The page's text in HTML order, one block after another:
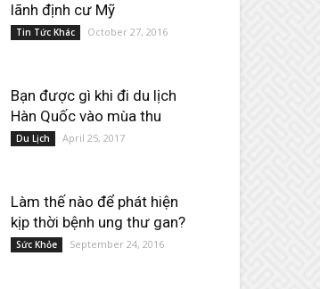
lãnh định cư Mỹ
Tin Tức Khác October 27, 2016
Bạn được gì khi đi du lịch
Hàn Quốc vào mùa thu
Du Lịch April 25, 2017
Làm thế nào để phát hiện
kịp thời bệnh ung thư gan?
Sức Khỏe September 24, 2016